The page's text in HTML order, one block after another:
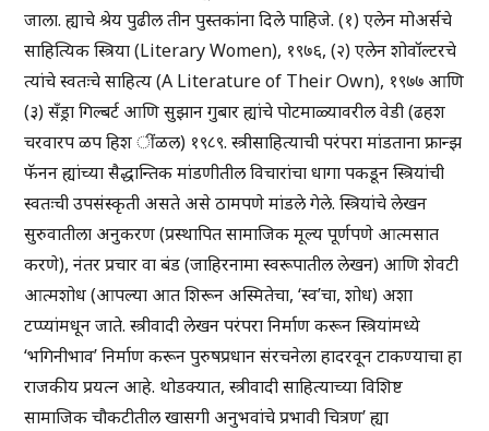
जाला. ह्याचे श्रेय पुढील तीन पुस्तकांना दिले पाहिजे. (१) एलेन मोअर्सचे
साहित्यिक स्त्रिया (Literary Women), १९७६, (२) एलेन शोवॉल्टरचे
त्यांचे स्वतःचे साहित्य (A Literature of Their Own), १९७७ आणि
(३) सँड्रा गिल्बर्ट आणि सुझान गुबार ह्यांचे पोटमाळ्यावरील वेडी (ढहश
चरवारप ळप हिश ींळल) १९८९. स्त्रीसाहित्याची परंपरा मांडताना फ्रान्झ
फॅनन ह्यांच्या सैद्धान्तिक मांडणीतील विचारांचा धागा पकडून स्त्रियांची
स्वतःची उपसंस्कृती असते असे ठामपणे मांडले गेले. स्त्रियांचे लेखन
सुरुवातीला अनुकरण (प्रस्थापित सामाजिक मूल्य पूर्णपणे आत्मसात
करणे), नंतर प्रचार वा बंड (जाहिरनामा स्वरूपातील लेखन) आणि शेवटी
आत्मशोध (आपल्या आत शिरून अस्मितेचा, ‘स्व’चा, शोध) अशा
टप्प्यांमधून जाते. स्त्रीवादी लेखन परंपरा निर्माण करून स्त्रियांमध्ये
‘भगिनीभाव’ निर्माण करून पुरुषप्रधान संरचनेला हादरवून टाकण्याचा हा
राजकीय प्रयत्न आहे. थोडक्यात, स्त्रीवादी साहित्याच्या विशिष्ट
सामाजिक चौकटीतील खासगी अनुभवांचे प्रभावी चित्रण’ ह्या